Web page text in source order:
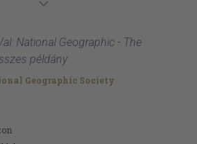
National Geographic - The
példány
Geographic Society